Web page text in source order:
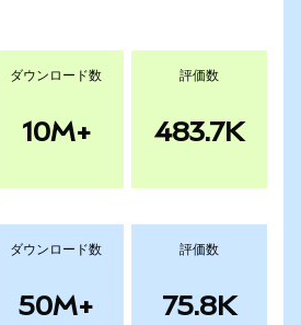
ダウンロード数
10M+
評価数
483.7K
ダウンロード数
50M+
評価数
75.8K